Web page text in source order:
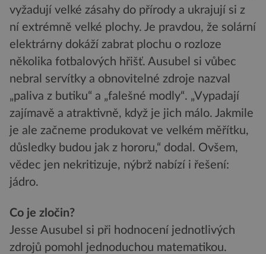
vyžadují velké zásahy do přírody a ukrajují si z
ní extrémně velké plochy. Je pravdou, že solární
elektrárny dokáží zabrat plochu o rozloze
několika fotbalových hřišť. Ausubel si vůbec
nebral servítky a obnovitelné zdroje nazval
„paliva z butiku“ a „falešné modly“. „Vypadají
zajímavě a atraktivně, když je jich málo. Jakmile
je ale začneme produkovat ve velkém měřítku,
důsledky budou jak z hororu,“ dodal. Ovšem,
vědec jen nekritizuje, nýbrž nabízí i řešení:
jádro.
Co je zločin?
Jesse Ausubel si při hodnocení jednotlivých
zdrojů pomohl jednoduchou matematikou.